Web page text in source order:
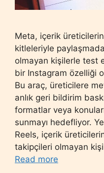
Meta, içerik
kitleleriyle
olmayan kişilerle test
bir Instagram özelliği
Bu araç, üreticilere
anlık geri bildirim
formatlar veya
sunmayı hedefliyor.
Reels, içerik
takipçileri olmayan
Read more